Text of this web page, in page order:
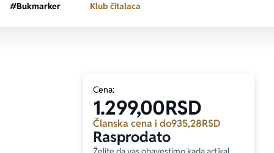
#Bukmarker Klub čitalaca
Cena:
1.299,00RSD
Članska cena i do935,28RSD
Rasprodato